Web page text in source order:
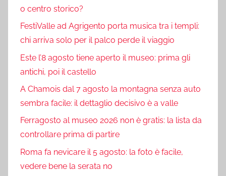
o centro storico?
FestiValle ad Agrigento porta musica tra i templi:
chi arriva solo per il palco perde il viaggio
Este l’8 agosto tiene aperto il museo: prima gli
antichi, poi il castello
A Chamois dal 7 agosto la montagna senza auto
sembra facile: il dettaglio decisivo è a valle
Ferragosto al museo 2026 non è gratis: la lista da
controllare prima di partire
Roma fa nevicare il 5 agosto: la foto è facile,
vedere bene la serata no